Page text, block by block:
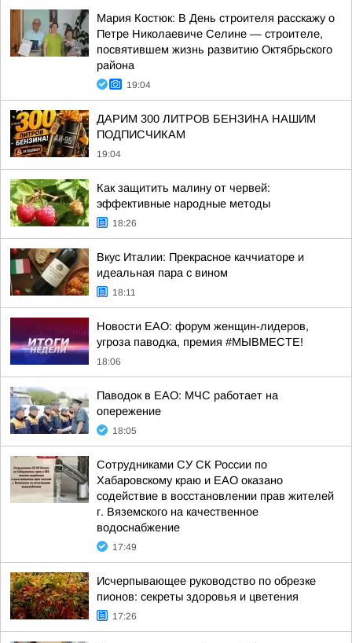
Мария Костюк: В День строителя расскажу о
Петре Николаевиче Селине — строителе,
посвятившем жизнь развитию Октябрьского
района
19:04
ДАРИМ 300 ЛИТРОВ БЕНЗИНА НАШИМ
ПОДПИСЧИКАМ
19:04
Как защитить малину от червей:
эффективные народные методы
18:26
Вкус Италии: Прекрасное каччиаторе и
идеальная пара с вином
18:11
Новости ЕАО: форум женщин-лидеров,
угроза паводка, премия #МЫВМЕСТЕ!
18:06
Паводок в ЕАО: МЧС работает на
опережение
18:05
Сотрудниками СУ СК России по
Хабаровскому краю и ЕАО оказано
содействие в восстановлении прав жителей
г. Вяземского на качественное
водоснабжение
17:49
Исчерпывающее руководство по обрезке
пионов: секреты здоровья и цветения
17:26